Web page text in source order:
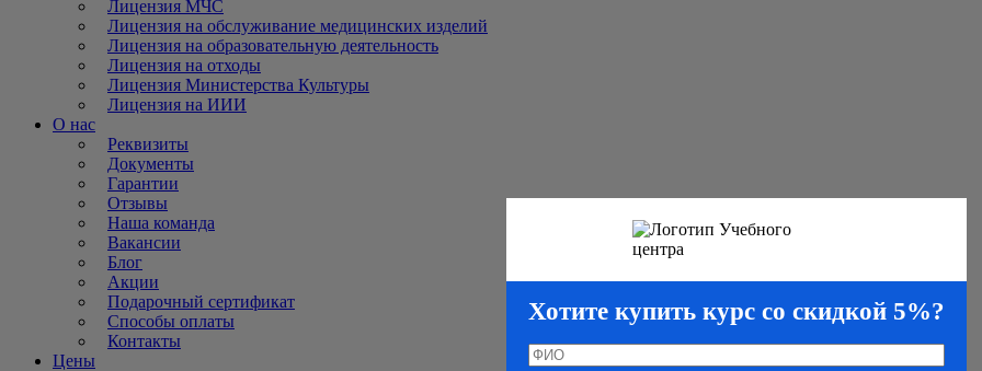
Лицензия МЧС
Лицензия на обслуживание медицинских изделий
Лицензия на образовательную деятельность
Лицензия на отходы
Лицензия Министерства Культуры
Лицензия на ИИИ
О нас
Реквизиты
Документы
Гарантии
Отзывы
Наша команда
Вакансии
Блог
Акции
Подарочный сертификат
Способы оплаты
Контакты
Цены
Хотите купить курс со скидкой 5%?